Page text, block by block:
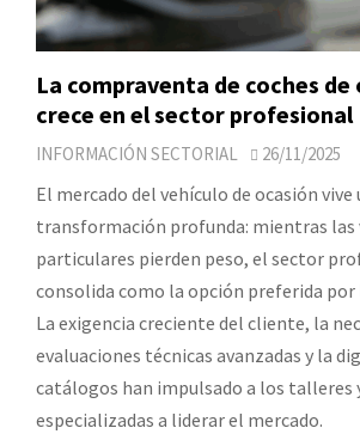
La compraventa de coches de
crece en el sector profesional
INFORMACIÓN SECTORIAL 26/11/2025
El mercado del vehículo de ocasión vive
transformación profunda: mientras las
particulares pierden peso, el sector
consolida como la opción preferida por
La exigencia creciente del cliente, la
evaluaciones técnicas avanzadas y la
catálogos han impulsado a los talleres
especializadas a liderar el mercado.